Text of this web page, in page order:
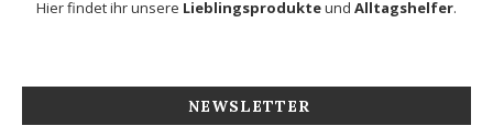
Hier findet ihr unsere Lieblingsprodukteund Alltagshelfer.
NEWSLETTER